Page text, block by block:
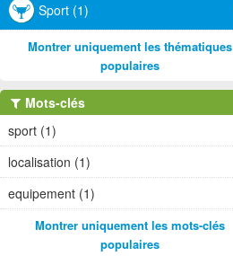
Sport (1)
Montrer uniquement les thématiques
populaires
Mots-clés
sport (1)
localisation (1)
equipement (1)
Montrer uniquement les mots-clés
populaires